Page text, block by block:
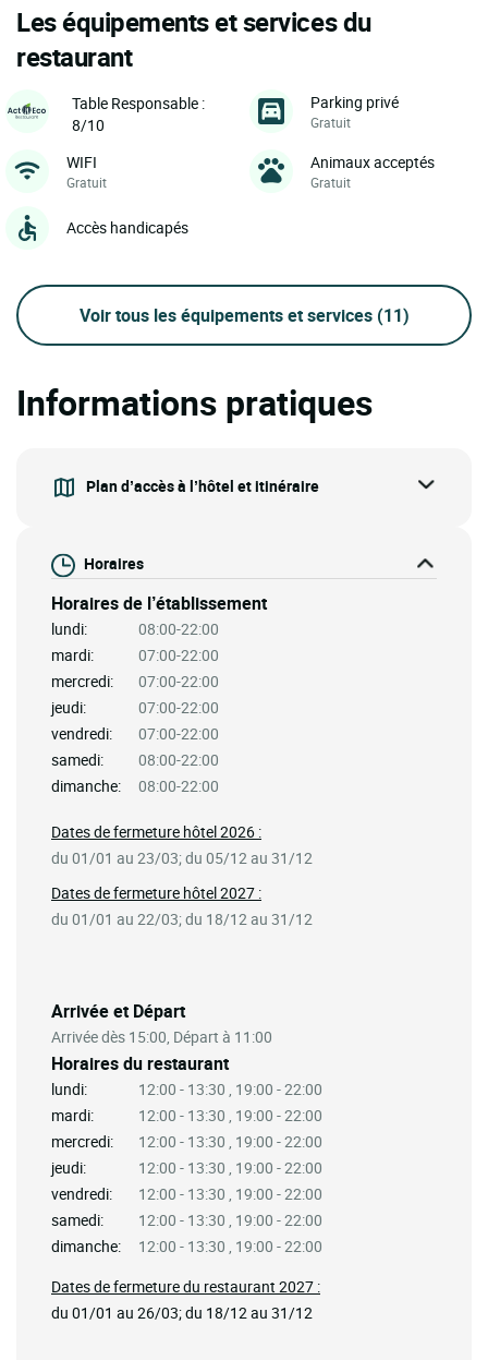
Les équipements et services du
restaurant
Table Responsable :
8/10
Parking privé
Gratuit
WIFI
Gratuit
Animaux acceptés
Gratuit
Accès handicapés
Voir tous les équipements et services (11)
Informations pratiques
Plan d’accès à l’hôtel et itinéraire
Horaires
Horaires de l’établissement
lundi:
08:00-22:00
mardi:
07:00-22:00
mercredi:
07:00-22:00
jeudi:
07:00-22:00
vendredi:
07:00-22:00
samedi:
08:00-22:00
dimanche:
08:00-22:00
Arrivée et Départ
Arrivée dès 15:00, Départ à 11:00
Horaires du restaurant
lundi:
12:00 - 13:30 , 19:00 - 22:00
mardi:
12:00 - 13:30 , 19:00 - 22:00
mercredi:
12:00 - 13:30 , 19:00 - 22:00
jeudi:
12:00 - 13:30 , 19:00 - 22:00
vendredi:
12:00 - 13:30 , 19:00 - 22:00
samedi:
12:00 - 13:30 , 19:00 - 22:00
dimanche:
12:00 - 13:30 , 19:00 - 22:00
Dates de fermeture du restaurant 2027 :
du 01/01 au 26/03; du 18/12 au 31/12
Dates de fermeture hôtel 2026 :
du 01/01 au 23/03; du 05/12 au 31/12
Dates de fermeture hôtel 2027 :
du 01/01 au 22/03; du 18/12 au 31/12